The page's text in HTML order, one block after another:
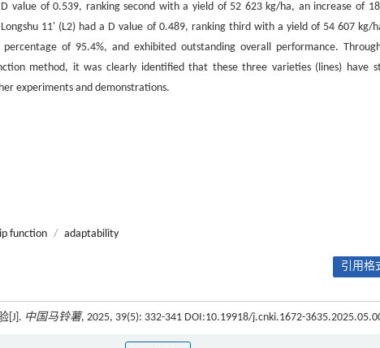
value of 0.539, ranking second with a yield of 52 623 kg/ha, an increase of
11' (L2) had a D value of 0.489, ranking third with a yield of 54 607 kg/
of 95.4%, and exhibited outstanding overall performance.
method, it was clearly identified that these three varieties (lines) have
experiments and demonstrations.
function / adaptability
引用格
[J]. 中国马铃薯, 2025, 39(5): 332-341 DOI:10.19918/j.cnki.1672-